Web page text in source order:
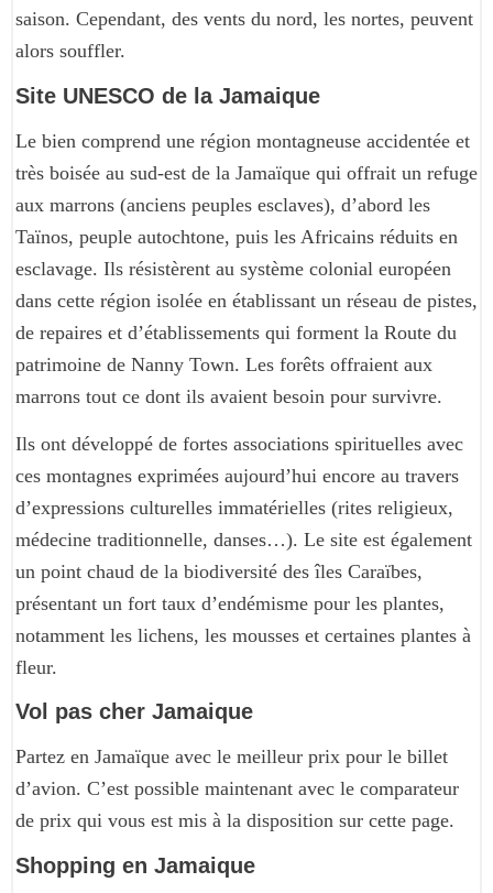
saison. Cependant, des vents du nord, les nortes, peuvent
alors souffler.
Site UNESCO de la Jamaique
Le bien comprend une région montagneuse accidentée et
très boisée au sud-est de la Jamaïque qui offrait un refuge
aux marrons (anciens peuples esclaves), d’abord les
Taïnos, peuple autochtone, puis les Africains réduits en
esclavage. Ils résistèrent au système colonial européen
dans cette région isolée en établissant un réseau de pistes,
de repaires et d’établissements qui forment la Route du
patrimoine de Nanny Town. Les forêts offraient aux
marrons tout ce dont ils avaient besoin pour survivre.
Ils ont développé de fortes associations spirituelles avec
ces montagnes exprimées aujourd’hui encore au travers
d’expressions culturelles immatérielles (rites religieux,
médecine traditionnelle, danses…). Le site est également
un point chaud de la biodiversité des îles Caraïbes,
présentant un fort taux d’endémisme pour les plantes,
notamment les lichens, les mousses et certaines plantes à
fleur.
Vol pas cher Jamaique
Partez en Jamaïque avec le meilleur prix pour le billet
d’avion. C’est possible maintenant avec le comparateur
de prix qui vous est mis à la disposition sur cette page.
Shopping en Jamaique